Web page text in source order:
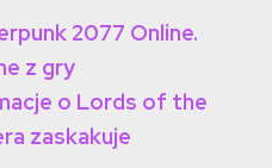
2077 Online.
z gry
o Lords of the
zaskakuje